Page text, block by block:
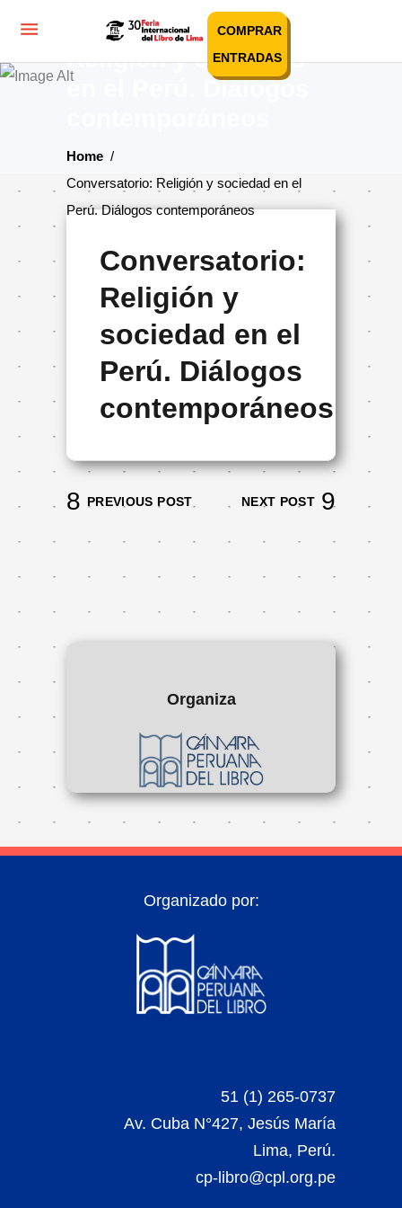
COMPRAR
ENTRADAS
Conversatorio:
Religión y sociedad
en el Perú. Diálogos
Home /
Conversatorio: Religión y sociedad en el
Perú. Diálogos contemporáneos
Conversatorio:
Religión y
sociedad en el
Perú. Diálogos
contemporáneos
PREVIOUS POST NEXT POST
Organiza
Organizado por:
51 (1) 265-0737
Av. Cuba N°427, Jesús María
Lima, Perú.
cp-libro@cpl.org.pe